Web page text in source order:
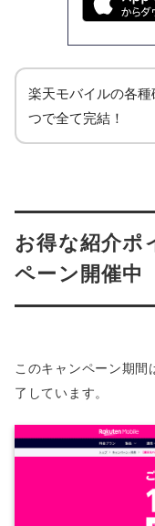
楽天モバイルの各
つで全て完結！
お得な紹介ポ
ペーン開催中
このキャンペーン期
了しています。